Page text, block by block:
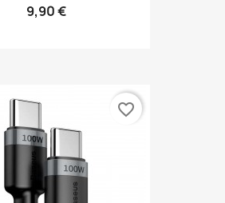
9,90 €
favorite_border